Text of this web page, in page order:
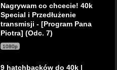
Nagrywam co chcecie! 40k
Special i Przedłużenie
transmisji - [Program Pana
Piotra] (Odc. 7)
1080p
9 hatchbacków do 40k |